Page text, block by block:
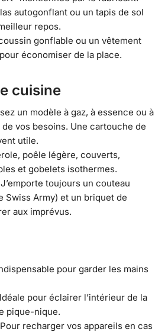
autogonflant ou un tapis de sol
repos.
gonflable ou un vêtement
économiser de la place.
cuisine
un modèle à gaz, à essence ou à
vos besoins. Une cartouche de
utile.
poêle légère, couverts,
et gobelets isothermes.
toujours un couteau
Swiss Army) et un briquet de
aux imprévus.
pour garder les mains
pour éclairer l’intérieur de la
pique-nique.
recharger vos appareils en cas